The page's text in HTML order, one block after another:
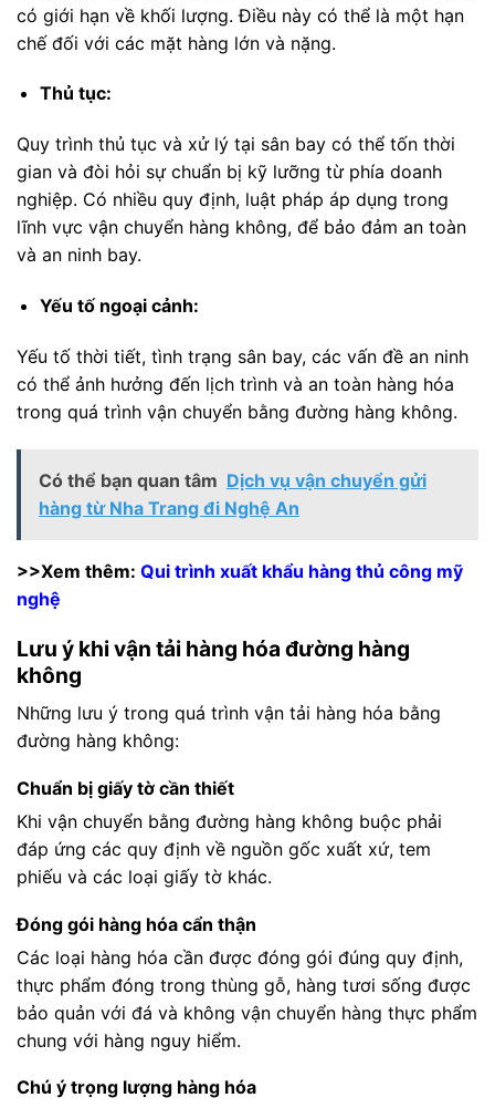
có giới hạn về khối lượng. Điều này có thể là một hạn
chế đối với các mặt hàng lớn và nặng.
Thủ tục:
Quy trình thủ tục và xử lý tại sân bay có thể tốn thời
gian và đòi hỏi sự chuẩn bị kỹ lưỡng từ phía doanh
nghiệp. Có nhiều quy định, luật pháp áp dụng trong
lĩnh vực vận chuyển hàng không, để bảo đảm an toàn
và an ninh bay.
Yếu tố ngoại cảnh:
Yếu tố thời tiết, tình trạng sân bay, các vấn đề an ninh
có thể ảnh hưởng đến lịch trình và an toàn hàng hóa
trong quá trình vận chuyển bằng đường hàng không.
Có thể bạn quan tâm Dịch vụ vận chuyển gửi
hàng từ Nha Trang đi Nghệ An
>>Xem thêm: Qui trình xuất khẩu hàng thủ công mỹ
nghệ
Lưu ý khi vận tải hàng hóa đường hàng
không
Những lưu ý trong quá trình vận tải hàng hóa bằng
đường hàng không:
Chuẩn bị giấy tờ cần thiết
Khi vận chuyển bằng đường hàng không buộc phải
đáp ứng các quy định về nguồn gốc xuất xứ, tem
phiếu và các loại giấy tờ khác.
Đóng gói hàng hóa cẩn thận
Các loại hàng hóa cần được đóng gói đúng quy định,
thực phẩm đóng trong thùng gỗ, hàng tươi sống được
bảo quản với đá và không vận chuyển hàng thực phẩm
chung với hàng nguy hiểm.
Chú ý trọng lượng hàng hóa